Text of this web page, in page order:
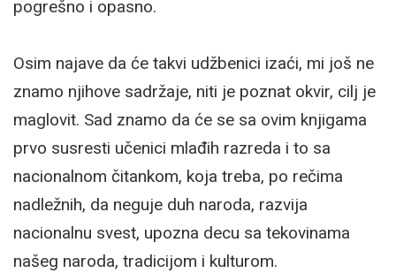
pogrešno i opasno.
Osim najave da će takvi udžbenici izaći, mi još ne
znamo njihove sadržaje, niti je poznat okvir, cilj je
maglovit. Sad znamo da će se sa ovim knjigama
prvo susresti učenici mlađih razreda i to sa
nacionalnom čitankom, koja treba, po rečima
nadležnih, da neguje duh naroda, razvija
nacionalnu svest, upozna decu sa tekovinama
našeg naroda, tradicijom i kulturom.